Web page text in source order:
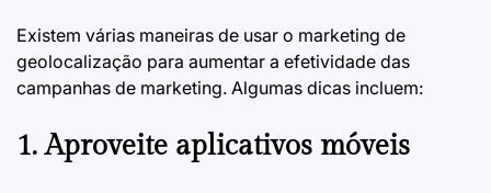
Existem várias maneiras de usar o marketing de
geolocalização para aumentar a efetividade das
campanhas de marketing. Algumas dicas incluem:
1. Aproveite aplicativos móveis